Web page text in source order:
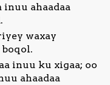
ahaadaa
waxay
inuu ku xigaa; oo
ahaadaa